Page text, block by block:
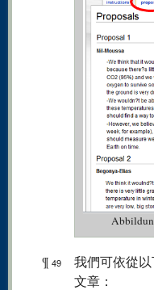
¶ 49
我們可依從
文章：